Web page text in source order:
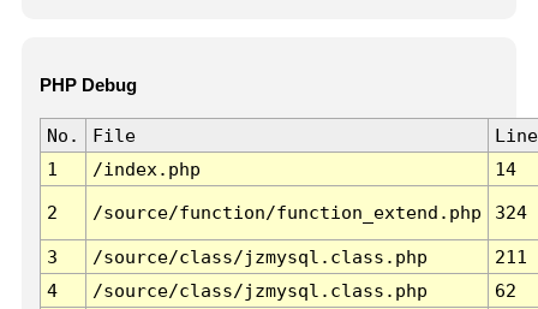
PHP Debug
No. File
Line
1
/index.php 14
2 /source/function/function_extend.php 324
3 /source/class/jzmysql.class.php
211
4
/source/class/jzmysql.class.php
62